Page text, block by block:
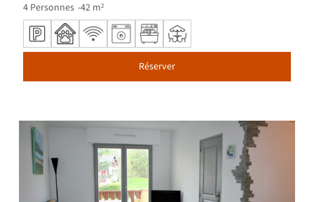
4 Personnes 42 m²
Réserver